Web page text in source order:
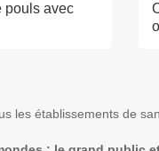
pouls avec
établissements de